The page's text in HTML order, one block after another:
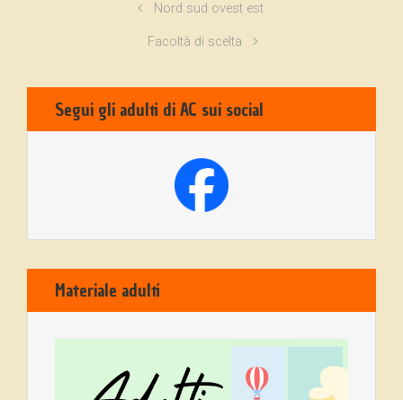
Nord sud ovest est
Facoltà di scelta
Segui gli adulti di AC sui social
Materiale adulti